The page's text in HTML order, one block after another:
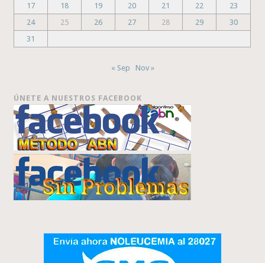
17
18 19 20 21 22
23
24
25 26 27 28 29
30
31
« Sep Nov »
ÚNETE A NUESTROS FACEBOOK